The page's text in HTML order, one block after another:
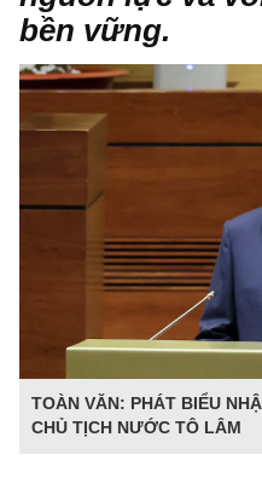
bền vững.
TOÀN VĂN: PHÁT BIỂU
CHỦ TỊCH NƯỚC TÔ LÂM